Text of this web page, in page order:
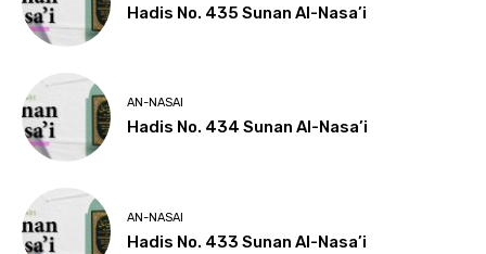
Hadis No. 435 Sunan Al-Nasa’i
AN-NASAI
Hadis No. 434 Sunan Al-Nasa’i
AN-NASAI
Hadis No. 433 Sunan Al-Nasa’i